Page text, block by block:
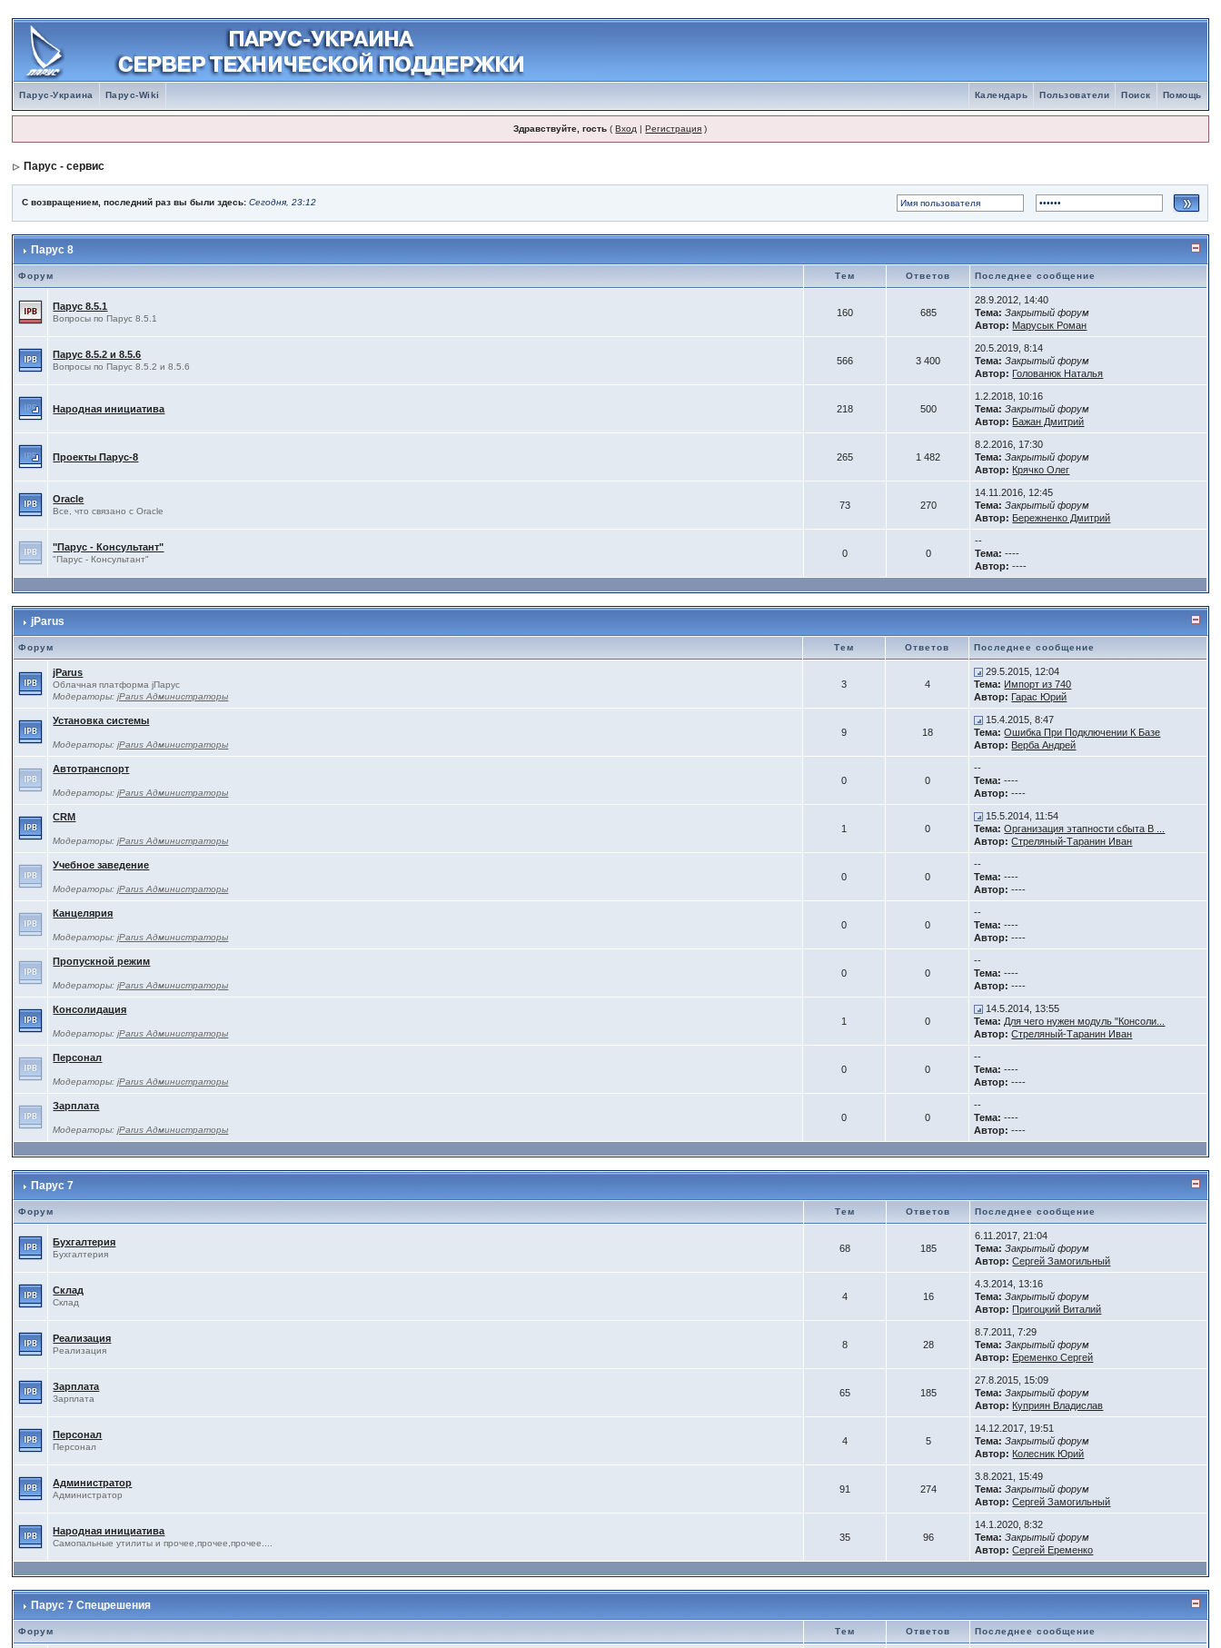
Парус-Украина Парус-Wiki Помощь
Поиск
Пользователи
Календарь
Здравствуйте, гость (Вход |Регистрация )
Парус - сервис
С возвращением, последний раз вы были здесь:Сегодня, 23:12
Парус 8
Форум Тем Ответов Последнее сообщение
Парус 8.5.1
Вопросы по Парус 8.5.1
160 685
28.9.2012, 14:40
Тема: Закрытый форум
Автор: Марусык Роман
Парус 8.5.2 и 8.5.6
Вопросы по Парус 8.5.2 и 8.5.6
566 3 400
20.5.2019, 8:14
Тема: Закрытый форум
Автор: Голованюк Наталья
Народная инициатива 218 500
1.2.2018, 10:16
Тема: Закрытый форум
Автор: Бажан Дмитрий
Проекты Паруc-8 265 1 482
8.2.2016, 17:30
Тема: Закрытый форум
Автор: Крячко Олег
Oracle
Все, что связано с Oracle
73 270
14.11.2016, 12:45
Тема: Закрытый форум
Автор: Бережненко Дмитрий
"Парус - Консультант"
"Парус - Консультант"
0 0
--
Тема: ----
Автор: ----
jParus
Форум Тем Ответов Последнее сообщение
jParus
Облачная платформа jПарус
Модераторы:jParus Администраторы
3 4
29.5.2015, 12:04
Тема: Импорт из 740
Автор: Гарас Юрий
Установка системы
Модераторы:jParus Администраторы
9 18
15.4.2015, 8:47
Тема: Ошибка При Подключении К Базе
Автор: Верба Андрей
Автотранспорт
Модераторы:jParus Администраторы
0 0
--
Тема: ----
Автор: ----
CRM
Модераторы:jParus Администраторы
1 0
15.5.2014, 11:54
Тема: Организация этапности сбыта В ...
Автор: Стреляный-Таранин Иван
Учебное заведение
Модераторы:jParus Администраторы
0 0
--
Тема: ----
Автор: ----
Канцелярия
Модераторы:jParus Администраторы
0 0
--
Тема: ----
Автор: ----
Пропускной режим
Модераторы:jParus Администраторы
0 0
--
Тема: ----
Автор: ----
Консолидация
Модераторы:jParus Администраторы
1 0
14.5.2014, 13:55
Тема: Для чего нужен модуль "Консоли...
Автор: Стреляный-Таранин Иван
Персонал
Модераторы:jParus Администраторы
0 0
--
Тема: ----
Автор: ----
Зарплата
Модераторы:jParus Администраторы
0 0
--
Тема: ----
Автор: ----
Парус 7
Форум Тем Ответов Последнее сообщение
Бухгалтерия
Бухгалтерия
68 185
6.11.2017, 21:04
Тема: Закрытый форум
Автор: Сергей Замогильный
Склад
Склад
4 16
4.3.2014, 13:16
Тема: Закрытый форум
Автор: Пригоцкий Виталий
Реализация
Реализация
8 28
8.7.2011, 7:29
Тема: Закрытый форум
Автор: Еременко Сергей
Зарплата
Зарплата
65 185
27.8.2015, 15:09
Тема: Закрытый форум
Автор: Куприян Владислав
Персонал
Персонал
4 5
14.12.2017, 19:51
Тема: Закрытый форум
Автор: Колесник Юрий
Администратор
Администратор
91 274
3.8.2021, 15:49
Тема: Закрытый форум
Автор: Сергей Замогильный
Народная инициатива
Самопальные утилиты и прочее,прочее,прочее....
35 96
14.1.2020, 8:32
Тема: Закрытый форум
Автор: Сергей Еременко
Парус 7 Спецрешения
Форум Тем Ответов Последнее сообщение